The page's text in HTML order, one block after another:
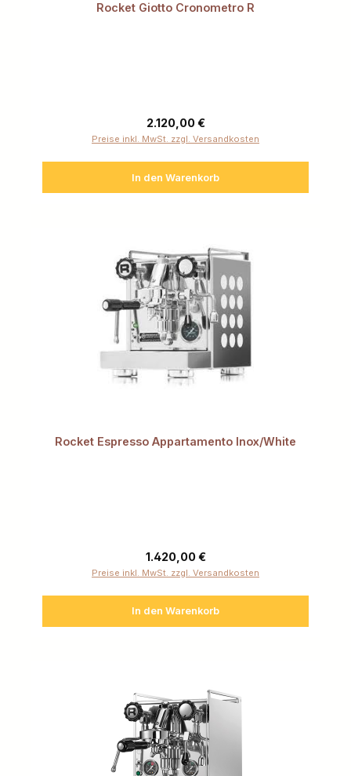
Rocket Giotto Cronometro R
Regulärer Preis:
2.120,00 €
Preise inkl. MwSt. zzgl. Versandkosten
In den Warenkorb
Rocket Espresso Appartamento Inox/White
Regulärer Preis:
1.420,00 €
Preise inkl. MwSt. zzgl. Versandkosten
In den Warenkorb